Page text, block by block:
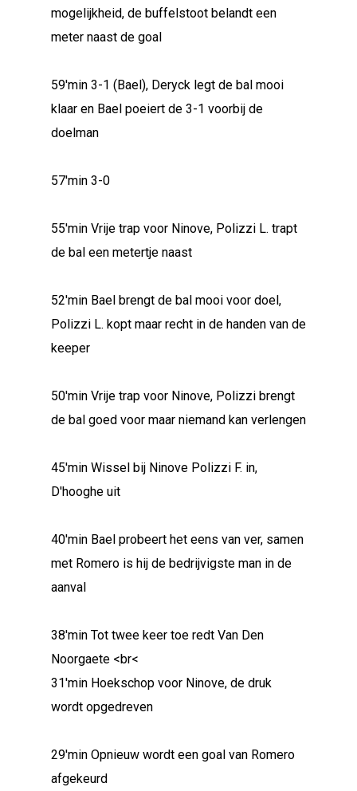
mogelijkheid, de buffelstoot belandt een
meter naast de goal
59'min 3-1 (Bael), Deryck legt de bal mooi
klaar en Bael poeiert de 3-1 voorbij de
doelman
57'min 3-0
55'min Vrije trap voor Ninove, Polizzi L. trapt
de bal een metertje naast
52'min Bael brengt de bal mooi voor doel,
Polizzi L. kopt maar recht in de handen van de
keeper
50'min Vrije trap voor Ninove, Polizzi brengt
de bal goed voor maar niemand kan verlengen
45'min Wissel bij Ninove Polizzi F. in,
D'hooghe uit
40'min Bael probeert het eens van ver, samen
met Romero is hij de bedrijvigste man in de
aanval
38'min Tot twee keer toe redt Van Den
Noorgaete <br<
31'min Hoekschop voor Ninove, de druk
wordt opgedreven
29'min Opnieuw wordt een goal van Romero
afgekeurd